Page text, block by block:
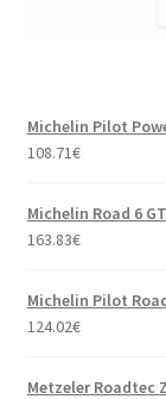
Michelin Pilot
108.71€
Michelin Road 6
163.83€
Michelin Pilot
124.02€
Metzeler Roadtec